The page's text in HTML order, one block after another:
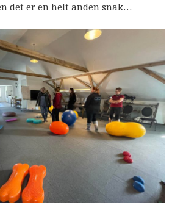
det er en helt anden snak…